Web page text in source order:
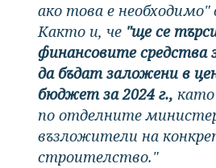
ако това е
Както и, че "ще се
финансовите средства
да бъдат заложени в
бюджет за 2024 г., като
по отделните
възложители на
строителство."